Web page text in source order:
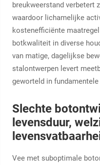
breukweerstand verbetert
waardoor lichamelijke
kostenefficiënte
botkwaliteit in diverse
van matige, dagelijkse
stalontwerpen levert
geworteld in
Slechte
levensduur,
Vee met suboptimale